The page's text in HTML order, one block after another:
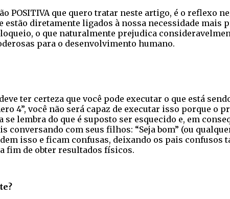
POSITIVA que quero tratar neste artigo, é o reflexo
diretamente ligados à nossa necessidade mais
o que naturalmente prejudica
para o desenvolvimento humano.
ter certeza que você pode executar o que está
4”, você não será capaz de executar isso porque o
lembra do que é suposto ser esquecido e, em
conversando com seus filhos: “Seja bom” (ou
isso e ficam confusas, deixando os pais confusos
fim de obter resultados físicos.